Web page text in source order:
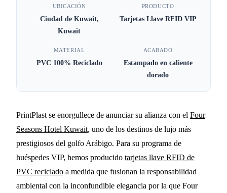
Four Seasons Kuwait eleva
la experiencia VIP con
reciclado
UBICACIÓN
Ciudad de Kuwait,
Kuwait
PRODUCTO
Tarjetas Llave RFID VIP
MATERIAL
PVC 100% Reciclado
ACABADO
Estampado en caliente
dorado
PrintPlast se enorgullece de anunciar su alianza con el Four
Seasons Hotel Kuwait, uno de los destinos de lujo más
prestigiosos del golfo Arábigo. Para su programa de
huéspedes VIP, hemos producido tarjetas llave RFID de
PVC reciclado a medida que fusionan la responsabilidad
ambiental con la inconfundible elegancia por la que Four